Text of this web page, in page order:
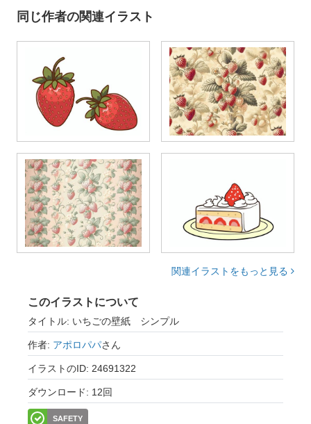
同じ作者の関連イラスト
関連イラストをもっと見る
このイラストについて
タイトル: いちごの壁紙 シンプル
作者: アポロパパさん
イラストのID: 24691322
ダウンロード: 12回
SAFETY